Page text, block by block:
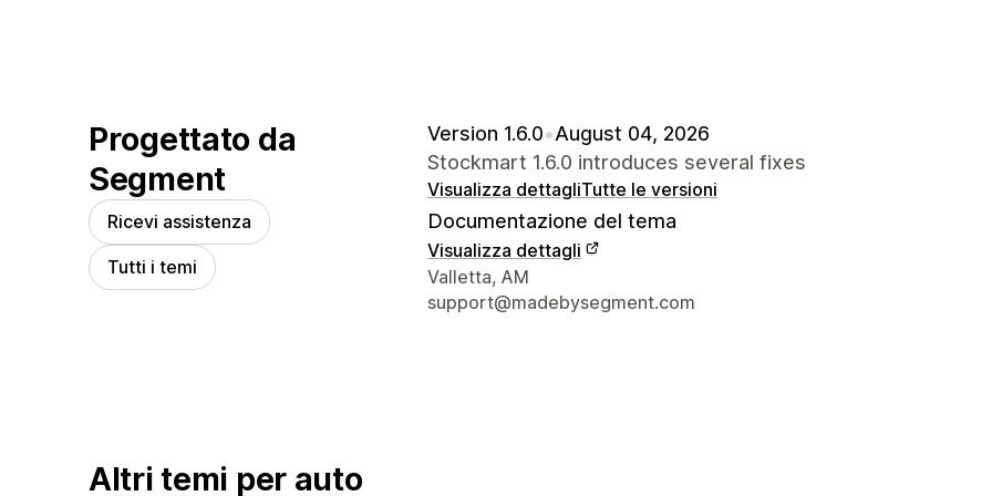
Progettato da
Segment
Ricevi assistenza
Tutti i temi
Version 1.6.0•August 04, 2026
Stockmart 1.6.0 introduces several fixes
Visualizza dettagliTutte le versioni
Documentazione del tema
Visualizza dettagli
Recapiti del designer
Valletta, AM
support@madebysegment.com
Altri temi per auto